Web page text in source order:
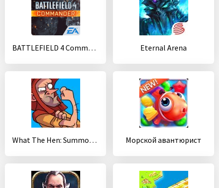
BATTLEFIELD 4 Commander Eternal Arena
What The Hen: Summoner Spring! Морской авантюрист